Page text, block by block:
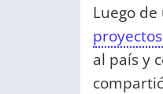
Luego
al país y